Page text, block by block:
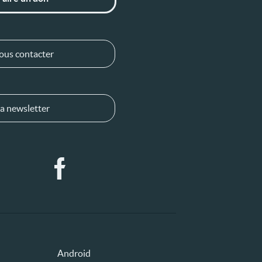
contacter
newsletter
Android